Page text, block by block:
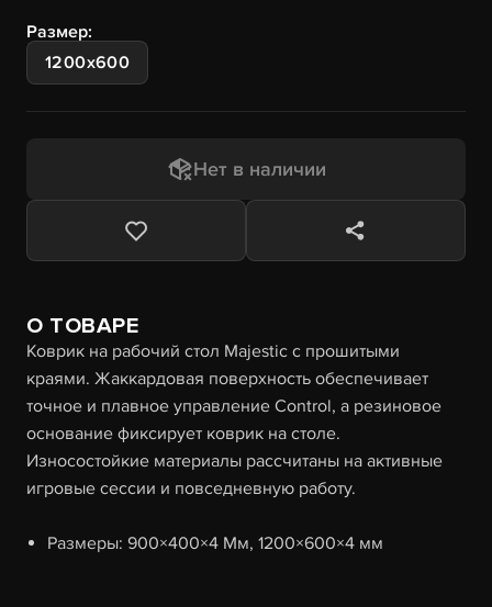
Размер:
1200х600
Нет в наличии
О ТОВАРЕ
Коврик на рабочий стол Majestic с прошитыми
краями. Жаккардовая поверхность обеспечивает
точное и плавное управление Control, а резиновое
основание фиксирует коврик на столе.
Износостойкие материалы рассчитаны на активные
игровые сессии и повседневную работу.
Размеры: 900×400×4 Мм, 1200×600×4 мм